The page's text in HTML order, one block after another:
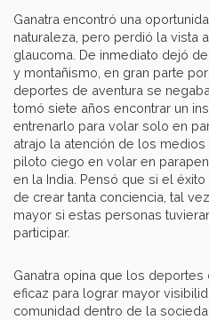
Ganatra encontró una
naturaleza, pero perdió la vista
glaucoma. De inmediato dejó
y montañismo, en gran parte
deportes de aventura se
tomó siete años encontrar un
entrenarlo para volar solo en
atrajo la atención de los
piloto ciego en volar en
en la India. Pensó que si el
de crear tanta conciencia, tal
mayor si estas personas
participar.
Ganatra opina que los
eficaz para lograr mayor
comunidad dentro de la